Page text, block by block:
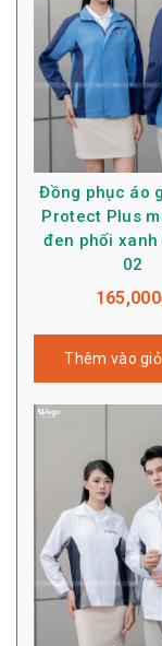
Đồng phục áo
Protect Plus
đen phối xanh
02
165,000
Thêm vào